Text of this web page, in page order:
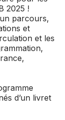
2025 !
parcours,
et
et les
d’un livret